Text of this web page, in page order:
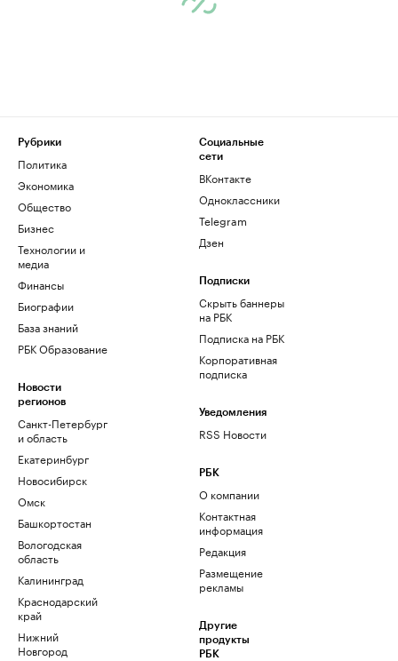
Рубрики
Политика
Экономика
Общество
Бизнес
Технологии и
медиа
Финансы
Биографии
База знаний
РБК Образование
Новости
регионов
Санкт-Петербург
и область
Екатеринбург
Новосибирск
Омск
Башкортостан
Вологодская
область
Калининград
Краснодарский
край
Нижний
Новгород
Социальные
сети
ВКонтакте
Одноклассники
Telegram
Дзен
Подписки
Скрыть баннеры
на РБК
Подписка на РБК
Корпоративная
подписка
Уведомления
RSS Новости
РБК
О компании
Контактная
информация
Редакция
Размещение
рекламы
Другие
продукты
РБК